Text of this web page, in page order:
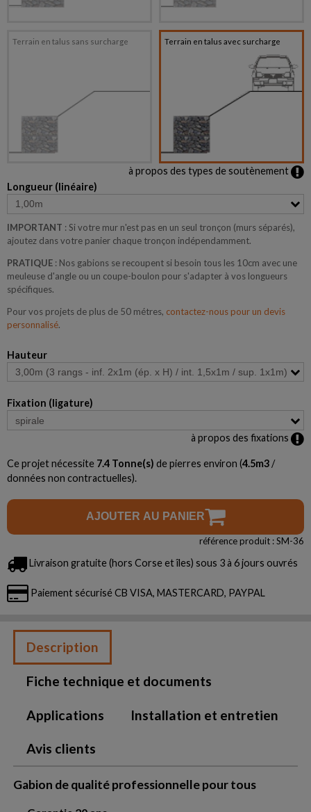
Terrain en talus sans surcharge Terrain en talus avec surcharge
à propos des types de soutènement
Longueur (linéaire)
IMPORTANT : Si votre mur n'est pas en un seul tronçon (murs séparés),
ajoutez dans votre panier chaque tronçon indépendamment.
PRATIQUE : Nos gabions se recoupent si besoin tous les 10cm avec une
meuleuse d'angle ou un coupe-boulon pour s'adapter à vos longueurs
spécifiques.
Pour vos projets de plus de 50 métres, contactez-nous pour un devis
personnalisé.
Hauteur
Fixation (ligature)
à propos des fixations
Ce projet nécessite 7.4 Tonne(s) de pierres environ (4.5m3 /
données non contractuelles).
AJOUTER AU PANIER
référence produit : SM-36
Livraison gratuite (hors Corse et îles) sous 3 à 6 jours ouvrés
Paiement sécurisé CB VISA, MASTERCARD, PAYPAL
Description
Fiche technique et documents
Applications Installation et entretien
Avis clients
Gabion de qualité professionnelle pour tous